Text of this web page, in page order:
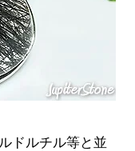
ドルチル等と並